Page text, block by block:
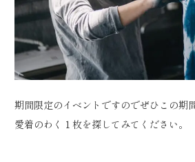
期間限定のイベントですのでぜひこの期
愛着のわく１枚を探してみてください。